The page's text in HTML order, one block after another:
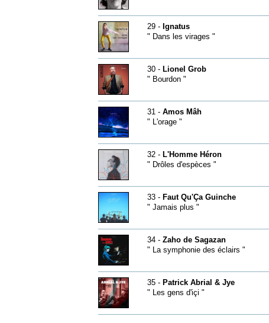
29 - Ignatus
" Dans les virages "
30 - Lionel Grob
" Bourdon "
31 - Amos Mâh
" L'orage "
32 - L'Homme Héron
" Drôles d'espèces "
33 - Faut Qu'Ça Guinche
" Jamais plus "
34 - Zaho de Sagazan
" La symphonie des éclairs "
35 - Patrick Abrial & Jye
" Les gens d'içi "